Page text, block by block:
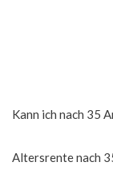
Kann ich nach 35
Altersrente nach